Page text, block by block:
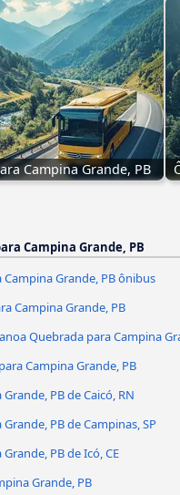
Campina Grande, PB
Campina Grande, PB
Campina Grande, PB ônibus
Campina Grande, PB
Quebrada para Campina
Campina Grande, PB
PB de Caicó, RN
PB de Campinas, SP
PB de Icó, CE
Grande, PB